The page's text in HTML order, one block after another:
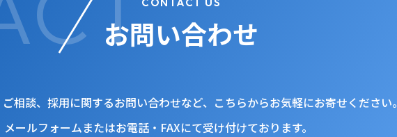
CONTACT US
お問い合わせ
相談、採用に関するお問い合わせなど、こちらからお気軽にお寄せください。
メールフォームまたはお電話・FAXにて受け付けております。